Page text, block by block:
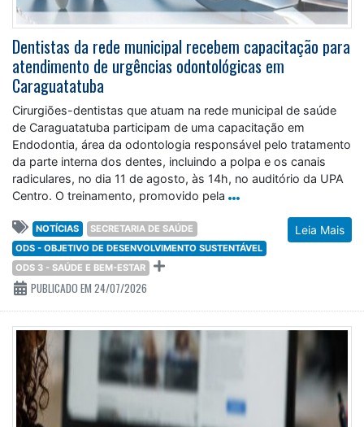
Dentistas da rede municipal recebem capacitação para
atendimento de urgências odontológicas em
Caraguatatuba
Cirurgiões-dentistas que atuam na rede municipal de saúde
de Caraguatatuba participam de uma capacitação em
Endodontia, área da odontologia responsável pelo tratamento
da parte interna dos dentes, incluindo a polpa e os canais
radiculares, no dia 11 de agosto, às 14h, no auditório da UPA
Centro. O treinamento, promovido pela
Leia Mais
NOTÍCIAS
SECRETARIA DE SAÚDE
ODS - OBJETIVO DE DESENVOLVIMENTO SUSTENTÁVEL
ODS 3 - SAÚDE E BEM-ESTAR
PUBLICADO EM 24/07/2026